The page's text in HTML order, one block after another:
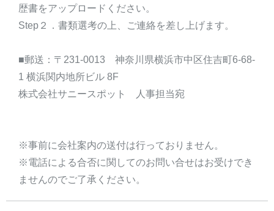
歴書をアップロードください。
Step２．書類選考の上、ご連絡を差し上げます。
■郵送：〒231-0013 神奈川県横浜市中区住吉町6-68-
1 横浜関内地所ビル 8F
株式会社サニースポット 人事担当宛
※事前に会社案内の送付は行っておりません。
※電話による合否に関してのお問い合せはお受けでき
ませんのでご了承ください。